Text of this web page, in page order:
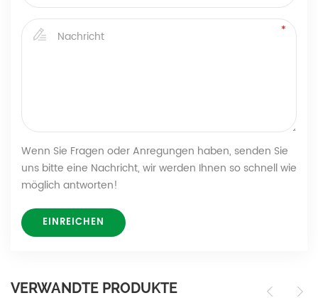
Wenn Sie Fragen oder Anregungen haben, senden Sie
uns bitte eine Nachricht, wir werden Ihnen so schnell wie
möglich antworten!
VERWANDTE PRODUKTE